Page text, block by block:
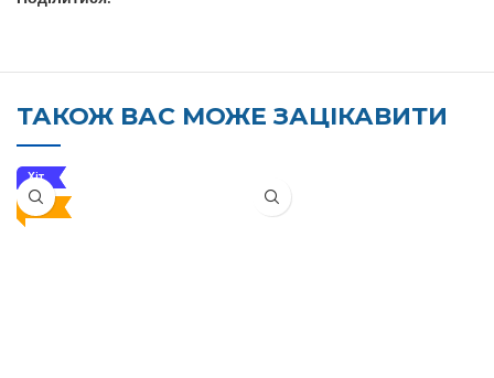
ТАКОЖ ВАС МОЖЕ ЗАЦІКАВИТИ
Хіт
Топ